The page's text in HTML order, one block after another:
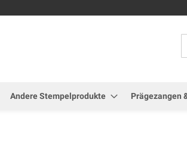
Andere Stempelprodukte Prägezangen